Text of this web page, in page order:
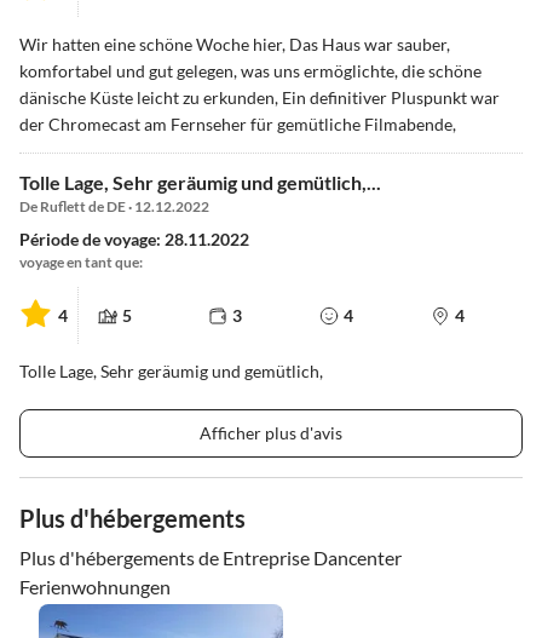
Wir hatten eine schöne Woche hier, Das Haus war sauber,
komfortabel und gut gelegen, was uns ermöglichte, die schöne
dänische Küste leicht zu erkunden, Ein definitiver Pluspunkt war
der Chromecast am Fernseher für gemütliche Filmabende,
Tolle Lage, Sehr geräumig und gemütlich,...
De Ruflett de DE · 12.12.2022
Période de voyage: 28.11.2022
voyage en tant que:
4 5 3 4 4
Tolle Lage, Sehr geräumig und gemütlich,
Afficher plus d'avis
Plus d'hébergements
Plus d'hébergements de Entreprise Dancenter
Ferienwohnungen